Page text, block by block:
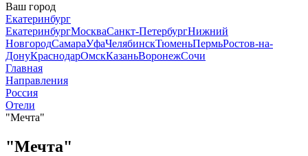
Ваш город
Екатеринбург
ЕкатеринбургМоскваСанкт-ПетербургНижний
НовгородСамараУфаЧелябинскТюменьПермьРостов-на-
ДонуКраснодарОмскКазаньВоронежСочи
Главная
Направления
Россия
Отели
"Мечта"
"Мечта"